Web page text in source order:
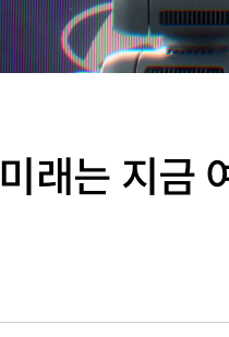
는 지금